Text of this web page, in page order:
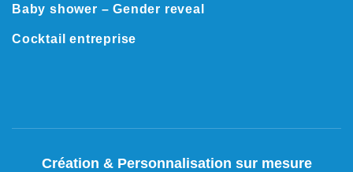
Baby shower – Gender reveal
Cocktail entreprise
Création & Personnalisation sur mesure